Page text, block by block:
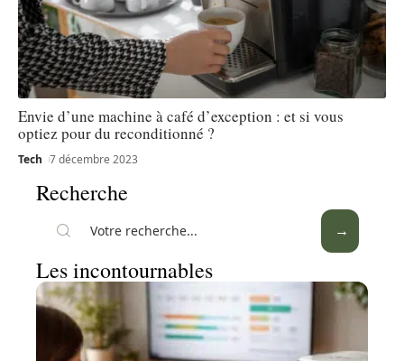
Envie d’une machine à café d’exception : et si vous
optiez pour du reconditionné ?
Tech 7 décembre 2023
Recherche
Les incontournables